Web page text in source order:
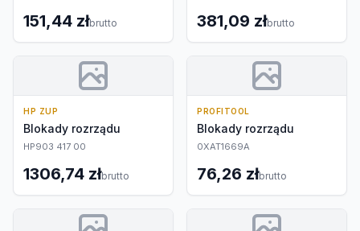
151,44 złbrutto 381,09 złbrutto
HP ZUP
Blokady rozrządu
HP903 417 00
1306,74 złbrutto
PROFITOOL
Blokady rozrządu
0XAT1669A
76,26 złbrutto